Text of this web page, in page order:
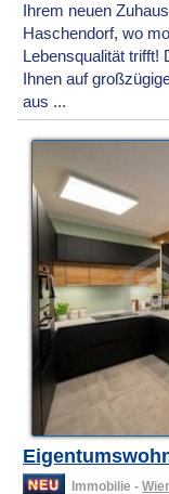
Ihrem neuen
Haschendorf, wo
Lebensqualität trifft!
Ihnen auf
aus ...
Immobilie -